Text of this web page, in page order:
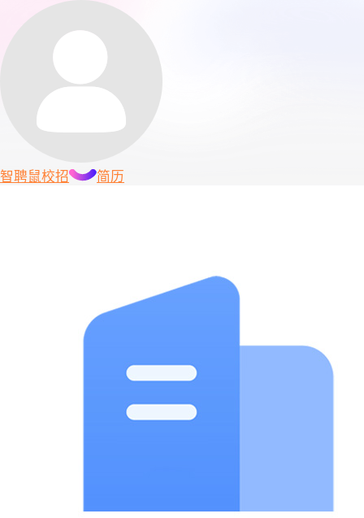
智聘鼠校招 简历